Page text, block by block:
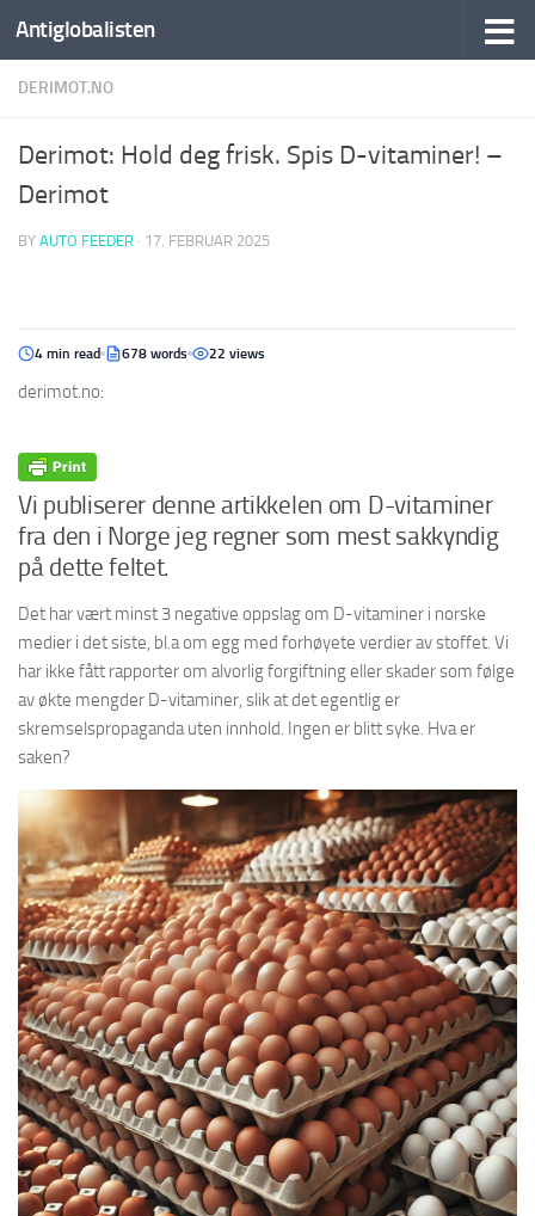
Antiglobalisten
DERIMOT.NO
Derimot: Hold deg frisk. Spis D-vitaminer! –
Derimot
BY AUTO FEEDER · 17. FEBRUAR 2025
4 min read 678 words 22 views
derimot.no:
Vi publiserer denne artikkelen om D-vitaminer
fra den i Norge jeg regner som mest sakkyndig
på dette feltet.
Det har vært minst 3 negative oppslag om D-vitaminer i norske
medier i det siste, bl.a om egg med forhøyete verdier av stoffet. Vi
har ikke fått rapporter om alvorlig forgiftning eller skader som følge
av økte mengder D-vitaminer, slik at det egentlig er
skremselspropaganda uten innhold. Ingen er blitt syke. Hva er
saken?